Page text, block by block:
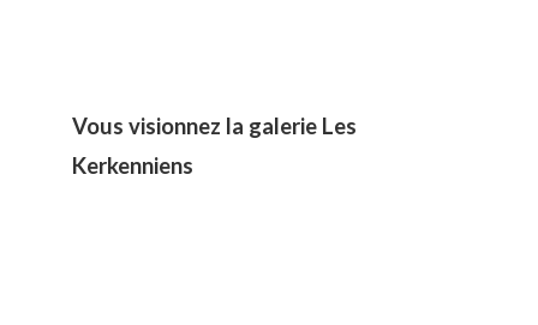
Vous visionnez la galerie Les
Kerkenniens